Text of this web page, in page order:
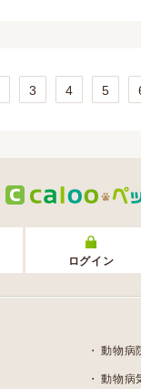
3 4 5
ログイン
動物病
動物病